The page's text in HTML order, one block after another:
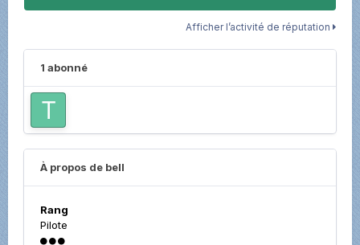
Afficher l’activité de réputation
1 abonné
À propos de bell
Rang
Pilote